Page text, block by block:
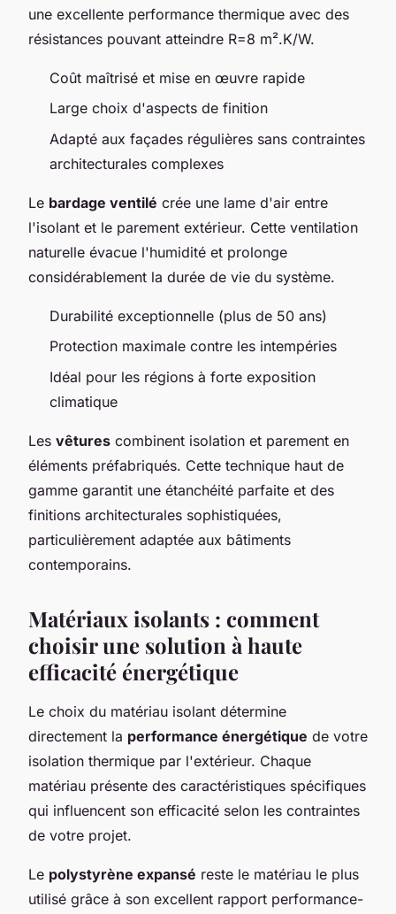
une excellente performance thermique avec des
résistances pouvant atteindre R=8 m².K/W.
Coût maîtrisé et mise en œuvre rapide
Large choix d'aspects de finition
Adapté aux façades régulières sans contraintes
architecturales complexes
Le bardage ventilé crée une lame d'air entre
l'isolant et le parement extérieur. Cette ventilation
naturelle évacue l'humidité et prolonge
considérablement la durée de vie du système.
Durabilité exceptionnelle (plus de 50 ans)
Protection maximale contre les intempéries
Idéal pour les régions à forte exposition
climatique
Les vêtures combinent isolation et parement en
éléments préfabriqués. Cette technique haut de
gamme garantit une étanchéité parfaite et des
finitions architecturales sophistiquées,
particulièrement adaptée aux bâtiments
contemporains.
Matériaux isolants : comment
choisir une solution à haute
efficacité énergétique
Le choix du matériau isolant détermine
directement la performance énergétique de votre
isolation thermique par l'extérieur. Chaque
matériau présente des caractéristiques spécifiques
qui influencent son efficacité selon les contraintes
de votre projet.
Le polystyrène expansé reste le matériau le plus
utilisé grâce à son excellent rapport performance-